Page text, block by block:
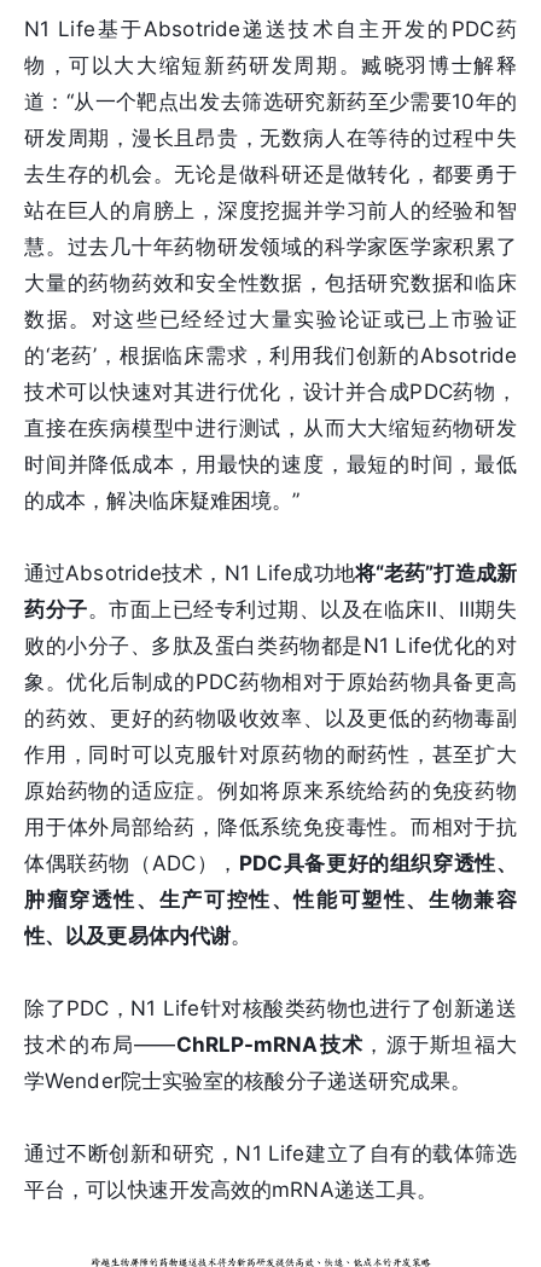
N1 Life基于Absotride递送技术自主开发的PDC药
物，可以大大缩短新药研发周期。臧晓羽博士解释
道：“从一个靶点出发去筛选研究新药至少需要10年的
研发周期，漫长且昂贵，无数病人在等待的过程中失
去生存的机会。无论是做科研还是做转化，都要勇于
站在巨人的肩膀上，深度挖掘并学习前人的经验和智
慧。过去几十年药物研发领域的科学家医学家积累了
大量的药物药效和安全性数据，包括研究数据和临床
数据。对这些已经经过大量实验论证或已上市验证
的‘老药’，根据临床需求，利用我们创新的Absotride
技术可以快速对其进行优化，设计并合成PDC药物，
直接在疾病模型中进行测试，从而大大缩短药物研发
时间并降低成本，用最快的速度，最短的时间，最低
的成本，解决临床疑难困境。”
通过Absotride技术，N1 Life成功地将“老药”打造成新
药分子。市面上已经专利过期、以及在临床Ⅱ、Ⅲ期失
败的小分子、多肽及蛋白类药物都是N1 Life优化的对
象。优化后制成的PDC药物相对于原始药物具备更高
的药效、更好的药物吸收效率、以及更低的药物毒副
作用，同时可以克服针对原药物的耐药性，甚至扩大
原始药物的适应症。例如将原来系统给药的免疫药物
用于体外局部给药，降低系统免疫毒性。而相对于抗
体偶联药物（ADC）， PDC具备更好的组织穿透性、
肿瘤穿透性、生产可控性、性能可塑性、生物兼容
性、以及更易体内代谢。
除了PDC，N1 Life针对核酸类药物也进行了创新递送
技术的布局——ChRLP-mRNA技术 ，源于斯坦福大
学Wender院士实验室的核酸分子递送研究成果。
通过不断创新和研究，N1 Life建立了自有的载体筛选
平台，可以快速开发高效的mRNA递送工具。